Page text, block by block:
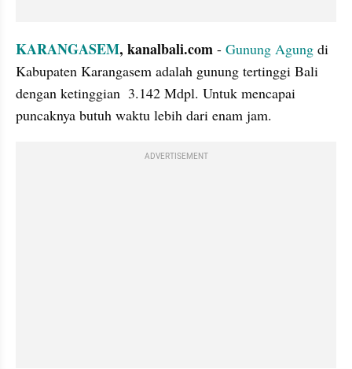
KARANGASEM, kanalbali.com - Gunung Agung di
Kabupaten Karangasem adalah gunung tertinggi Bali
dengan ketinggian  3.142 Mdpl. Untuk mencapai
puncaknya butuh waktu lebih dari enam jam.
ADVERTISEMENT